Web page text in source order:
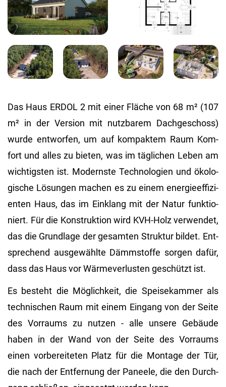
Das Haus ERDOL 2 mit einer Flä­che von 68 m² (107
m² in der Ver­si­on mit nutz­ba­rem Dach­ge­schoss)
wurde ent­wor­fen, um auf kom­pak­tem Raum Kom­
fort und alles zu bie­ten, was im täg­li­chen Leben am
wich­tigs­ten ist. Mo­derns­te Tech­no­lo­gi­en und öko­lo­
gi­sche Lö­sun­gen ma­chen es zu einem en­er­gie­ef­fi­zi­
en­ten Haus, das im Ein­klang mit der Natur funk­tio­
niert. Für die Kon­struk­ti­on wird KVH-Holz ver­wen­det,
das die Grund­la­ge der ge­sam­ten Struk­tur bil­det. Ent­
spre­chend aus­ge­wähl­te Dämm­stof­fe sor­gen dafür,
dass das Haus vor Wär­me­ver­lus­ten ge­schützt ist.
Es be­steht die Mög­lich­keit, die Spei­se­kam­mer als
tech­ni­schen Raum mit einem Ein­gang von der Seite
des Vor­raums zu nut­zen - alle un­se­re Ge­bäu­de
haben in der Wand von der Seite des Vor­raums
einen vor­be­rei­te­ten Platz für die Mon­ta­ge der Tür,
die nach der Ent­fer­nung der Pa­nee­le, die den Durch­